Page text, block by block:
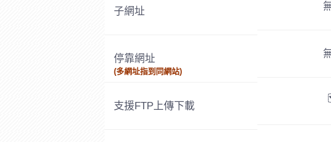
子網址
停靠網址
(多網址指到同網站)
支援FTP上傳下載